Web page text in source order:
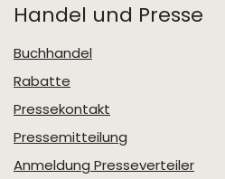
Handel und Presse
Buchhandel
Rabatte
Pressekontakt
Pressemitteilung
Anmeldung Presseverteiler